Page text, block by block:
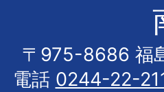
〒975-8686 福
電話 0244-22-